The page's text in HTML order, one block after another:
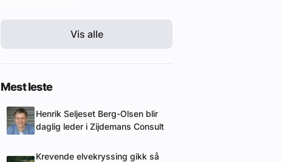
Vis alle
Mest leste
Henrik Seljeset Berg-Olsen blir
daglig leder i Zijdemans Consult
Krevende elvekryssing gikk så